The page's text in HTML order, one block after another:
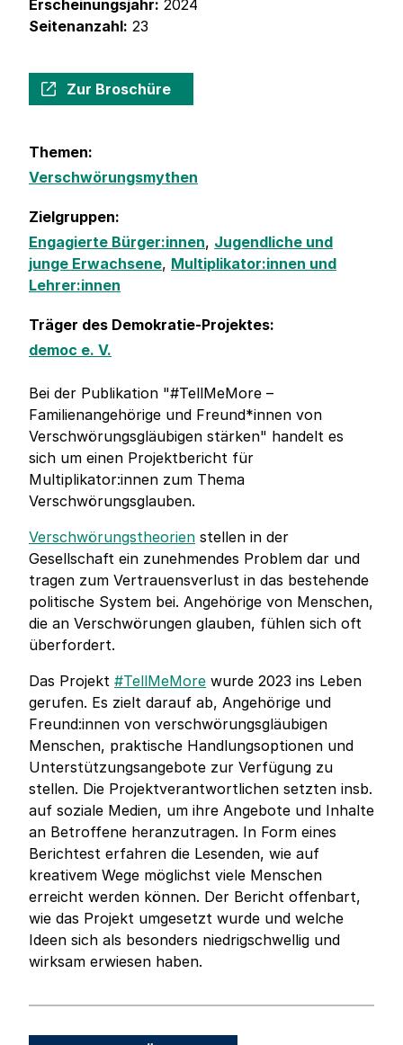
Erscheinungsjahr: 2024
Seitenanzahl: 23
Zur Broschüre
Themen:
Verschwörungsmythen
Zielgruppen:
Engagierte Bürger:innen, Jugendliche und
junge Erwachsene, Multiplikator:innen und
Lehrer:innen
Träger des Demokratie-Projektes:
democ e. V.
Bei der Publikation "#TellMeMore –
Familienangehörige und Freund*innen von
Verschwörungsgläubigen stärken" handelt es
sich um einen Projektbericht für
Multiplikator:innen zum Thema
Verschwörungsglauben.
Verschwörungstheorien stellen in der
Gesellschaft ein zunehmendes Problem dar und
tragen zum Vertrauensverlust in das bestehende
politische System bei. Angehörige von Menschen,
die an Verschwörungen glauben, fühlen sich oft
überfordert.
Das Projekt #TellMeMore wurde 2023 ins Leben
gerufen. Es zielt darauf ab, Angehörige und
Freund:innen von verschwörungsgläubigen
Menschen, praktische Handlungsoptionen und
Unterstützungsangebote zur Verfügung zu
stellen. Die Projektverantwortlichen setzten insb.
auf soziale Medien, um ihre Angebote und Inhalte
an Betroffene heranzutragen. In Form eines
Berichtest erfahren die Lesenden, wie auf
kreativem Wege möglichst viele Menschen
erreicht werden können. Der Bericht offenbart,
wie das Projekt umgesetzt wurde und welche
Ideen sich als besonders niedrigschwellig und
wirksam erwiesen haben.